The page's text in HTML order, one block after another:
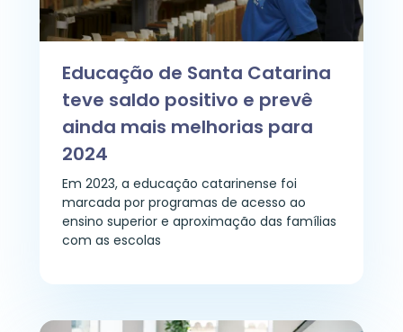
Educação de Santa Catarina
teve saldo positivo e prevê
ainda mais melhorias para
2024
Em 2023, a educação catarinense foi
marcada por programas de acesso ao
ensino superior e aproximação das famílias
com as escolas